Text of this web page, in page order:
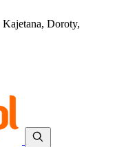
Kajetana, Doroty,